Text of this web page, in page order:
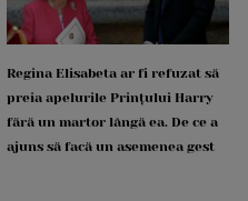
Regina Elisabeta ar fi refuzat să
preia apelurile Prințului Harry
fără un martor lângă ea. De ce a
ajuns să facă un asemenea gest